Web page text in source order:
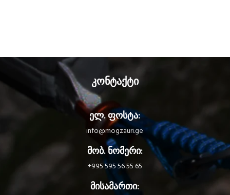
კონტაქტი
ელ. ფოსტა:
info@mogzauri.ge
მობ. ნომერი:
+995 595 56 55 65
მისამართი: